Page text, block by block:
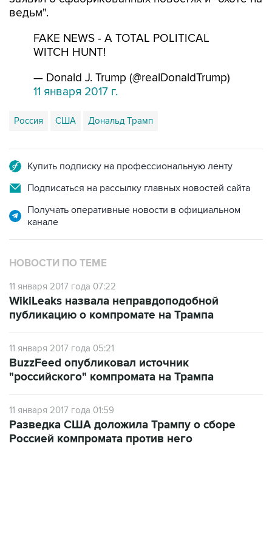
ведьм".
FAKE NEWS - A TOTAL POLITICAL
WITCH HUNT!
— Donald J. Trump (@realDonaldTrump)
11 января 2017 г.
Россия США Дональд Трамп
Купить подписку на профессиональную ленту
Подписаться на рассылку главных новостей сайта
Получать оперативные новости в официальном
канале
НОВОСТИ ПО ТЕМЕ
11 января 2017 года 07:22
WikiLeaks назвала неправдоподобной
публикацию о компромате на Трампа
11 января 2017 года 05:21
BuzzFeed опубликовал источник
"российского" компромата на Трампа
11 января 2017 года 01:59
Разведка США доложила Трампу о сборе
Россией компромата против него